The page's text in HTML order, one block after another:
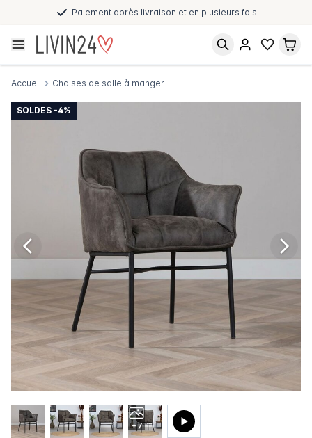
Paiement après livraison et en plusieurs fois
Accueil Chaises de salle à manger
SOLDES -4%
+7